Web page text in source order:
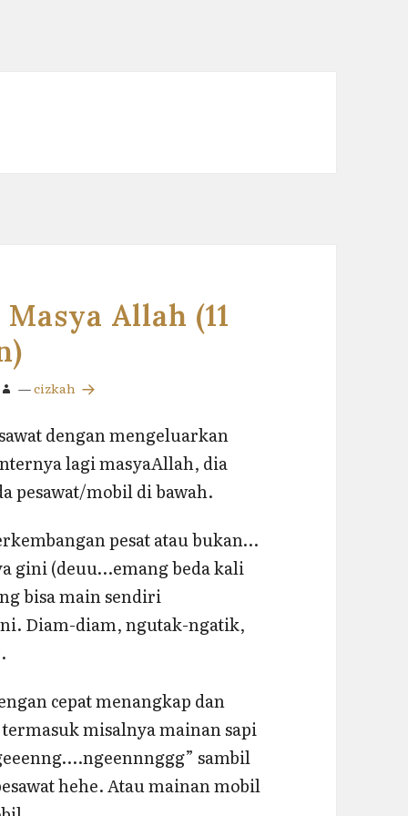
Allah (11
—cizkah
dengan mengeluarkan
lagi masyaAllah, dia
pesawat/mobil di bawah.
pesat atau bukan…
gini (deuu…emang beda kali
bisa main sendiri
Diam-diam, ngutak-ngatik,
cepat menangkap dan
misalnya mainan sapi
sambil
hehe. Atau mainan mobil